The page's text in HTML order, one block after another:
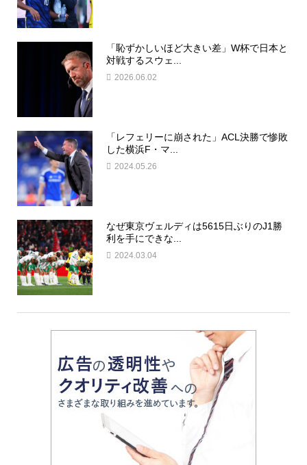
「恥ずかしいほど大きい差」W杯で日本と
対戦するスウェ...
2026.06.02
「レフェリーに崩された」ACL決勝で惨敗
した横浜F・マ...
2024.05.26
なぜ東京ヴェルディは5615日ぶりのJ1勝
利を手にできな...
2024.03.04